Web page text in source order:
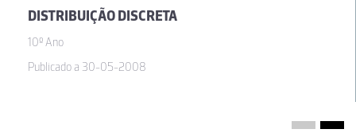
DISTRIBUIÇÃO DISCRETA
10º Ano
Publicado a 30-05-2008